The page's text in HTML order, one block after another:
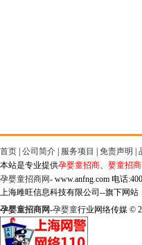
首页 公司简介 服务项目 免责声明
本站是专业提供孕婴童招商、 婴童招商
孕婴童招商网- www.anfng.com 电话
上海雎旺信息科技有限公司--旗下网站
孕婴童招商网-孕婴童行业网络传媒 ©